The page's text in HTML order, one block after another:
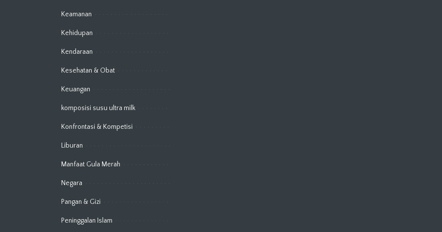
Keamanan
Kehidupan
Kendaraan
Kesehatan & Obat
Keuangan
komposisi susu ultra milk
Konfrontasi & Kompetisi
Liburan
Manfaat Gula Merah
Negara
Pangan & Gizi
Peninggalan Islam